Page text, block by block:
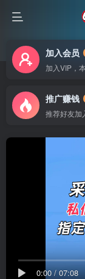
加入会员
推广赚钱
0:00/07:08